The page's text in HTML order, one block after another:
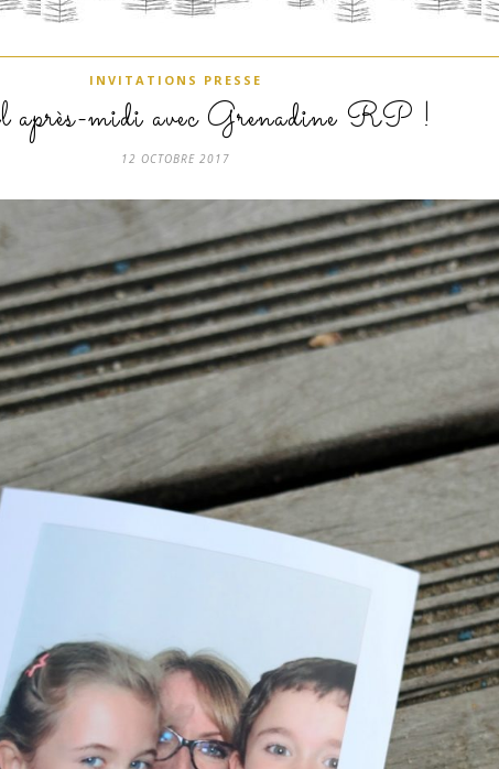
INVITATIONS PRESSE
après-midi avec Grenadine RP !
12 OCTOBRE 2017